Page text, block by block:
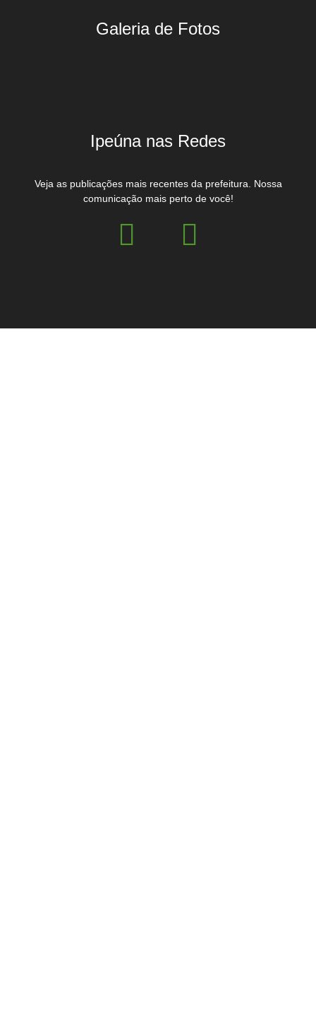
Galeria de Fotos
Ipeúna nas Redes
Veja as publicações mais recentes da prefeitura. Nossa
comunicação mais perto de você!